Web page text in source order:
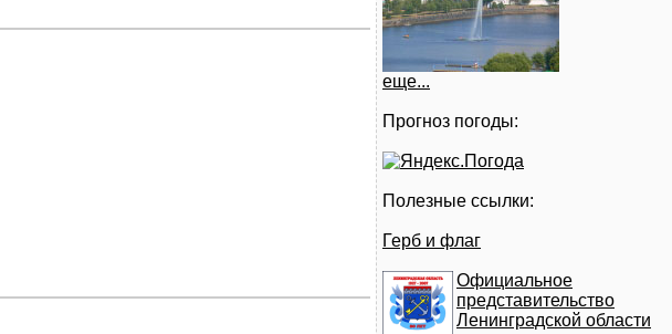
еще...
Прогноз погоды:
Полезные ссылки:
Герб и флаг
Официальное
представительство
Ленинградской области